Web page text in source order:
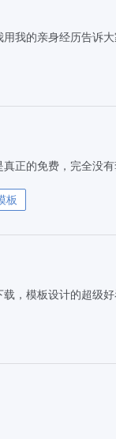
我的亲身经历告诉
正的免费，完全没
板
，模板设计的超级